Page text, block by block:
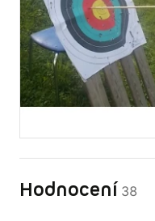
Hodnocení 38